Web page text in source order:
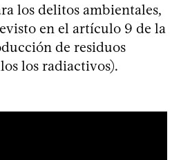
los delitos ambientales,
en el artículo 9 de la
de residuos
los radiactivos).